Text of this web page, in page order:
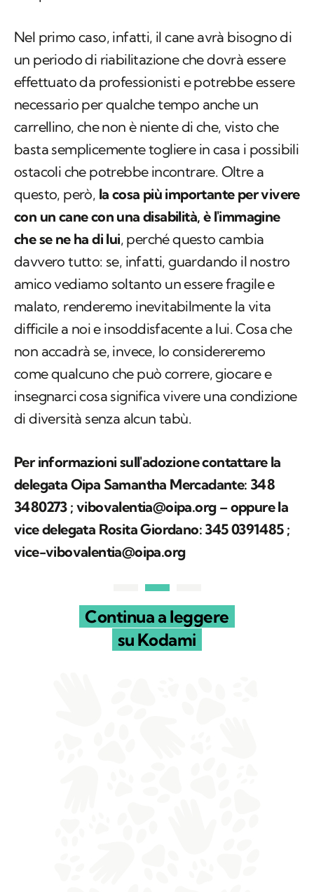
Nel primo caso, infatti, il cane avrà bisogno di
un periodo di riabilitazione che dovrà essere
effettuato da professionisti e potrebbe essere
necessario per qualche tempo anche un
carrellino, che non è niente di che, visto che
basta semplicemente togliere in casa i possibili
ostacoli che potrebbe incontrare. Oltre a
questo, però, la cosa più importante per vivere
con un cane con una disabilità, è l'immagine
che se ne ha di lui, perché questo cambia
davvero tutto: se, infatti, guardando il nostro
amico vediamo soltanto un essere fragile e
malato, renderemo inevitabilmente la vita
difficile a noi e insoddisfacente a lui. Cosa che
non accadrà se, invece, lo considereremo
come qualcuno che può correre, giocare e
insegnarci cosa significa vivere una condizione
di diversità senza alcun tabù.
Per informazioni sull'adozione contattare la
delegata Oipa Samantha Mercadante: 348
3480273 ; vibovalentia@oipa.org – oppure la
vice delegata Rosita Giordano: 345 0391485 ;
vice-vibovalentia@oipa.org
Continua a leggere
su Kodami